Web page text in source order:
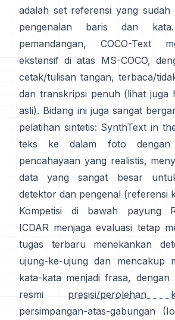
adalah set referensi yang
pengenalan baris dan
pemandangan,
COCO-Text
ekstensif di atas MS-COCO,
cetak/tulisan tangan, terbaca/
dan transkripsi penuh (lihat juga
asli). Bidang ini juga sangat
pelatihan sintetis: SynthText in
teks ke dalam foto dengan
pencahayaan yang realistis,
data yang sangat besar
detektor dan pengenal (referensi
Kompetisi di bawah
payung
ICDAR menjaga evaluasi tetap
tugas terbaru menekankan
ujung-ke-ujung dan mencakup
kata-kata menjadi frasa, dengan
resmi
presisi/perolehan
persimpangan-atas-gabungan